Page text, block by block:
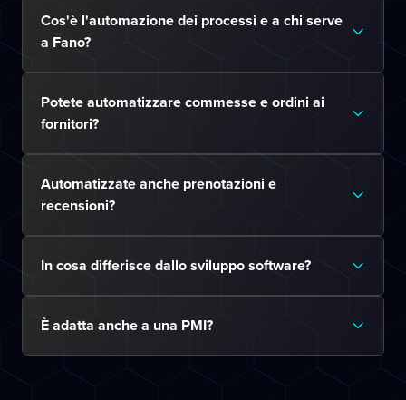
Cos'è l'automazione dei processi e a chi serve
a Fano?
Potete automatizzare commesse e ordini ai
fornitori?
Automatizzate anche prenotazioni e
recensioni?
In cosa differisce dallo sviluppo software?
È adatta anche a una PMI?